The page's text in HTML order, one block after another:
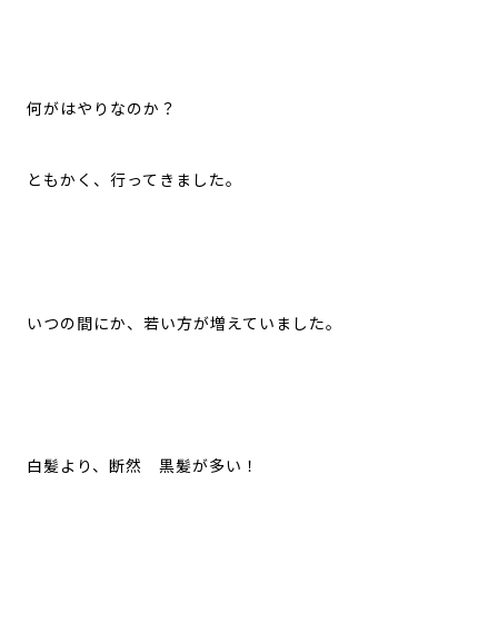
何がはやりなのか？
ともかく、行ってきました。
いつの間にか、若い方が増えていました。
白髪より、断然 黒髪が多い！